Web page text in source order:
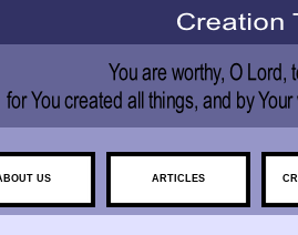
US ARTICLES